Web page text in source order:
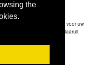
the
is onze beste schatting en voor uw
eventuele trip delay en / of daaruit